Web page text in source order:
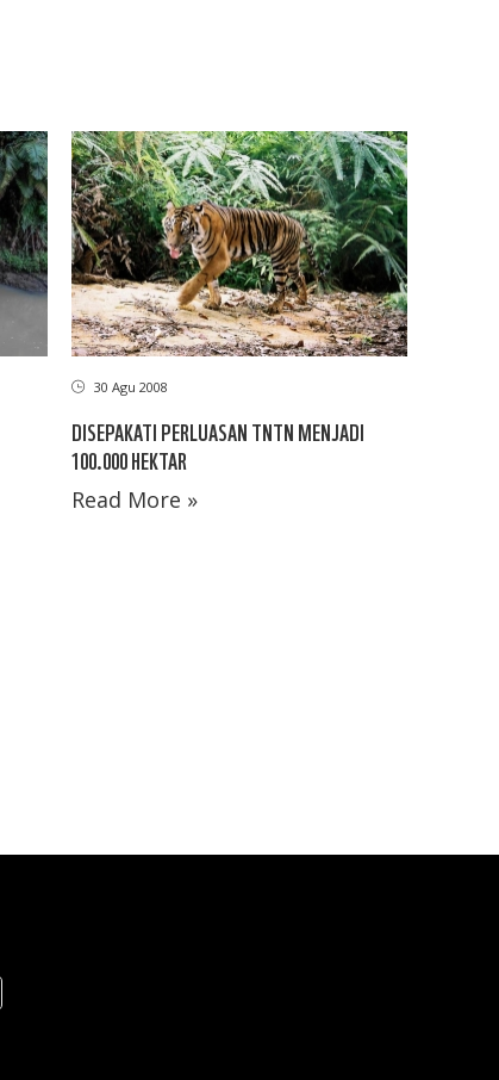
30 Agu 2008
DISEPAKATI PERLUASAN TNTN MENJADI
100.000 HEKTAR
Read More »